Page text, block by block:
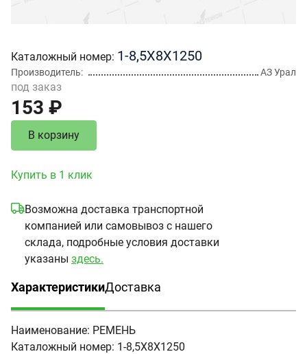
Каталожный номер 1-8,5Х8Х1250
Производитель АЗ Урал
под заказ
153 ₽
В корзину
Купить в 1 клик
Возможна доставка транспортной
компанией или самовывоз с нашего
склада, подробные условия доставки
указаны здесь.
Характеристики
(активная вкладка)
Доставка
Наименование: РЕМЕНЬ
Каталожный номер: 1-8,5Х8Х1250